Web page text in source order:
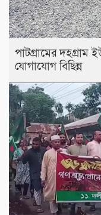
পাটগ্রামের দহগ্রাম
যোগাযোগ বিছিন্ন